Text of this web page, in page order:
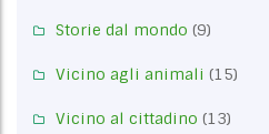
Storie dal mondo (9)
Vicino agli animali (15)
Vicino al cittadino (13)